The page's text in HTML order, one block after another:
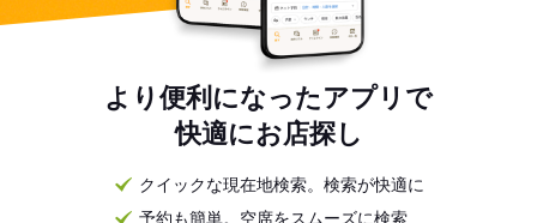
より便利になったアプリで
快適にお店探し
クイックな現在地検索。検索が快適に
予約も簡単。空席をスムーズに検索